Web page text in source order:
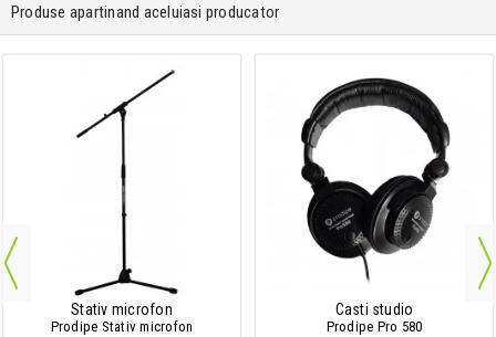
Produse apartinand aceluiasi producator
Stativ microfon
Prodipe Stativ microfon
Casti studio
Prodipe Pro 580